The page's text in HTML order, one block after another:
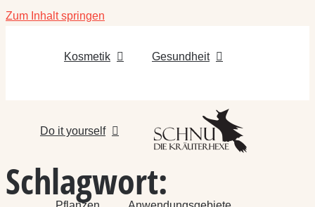
Zum Inhalt springen
Kosmetik Gesundheit
Do it yourself
Schlagwort: